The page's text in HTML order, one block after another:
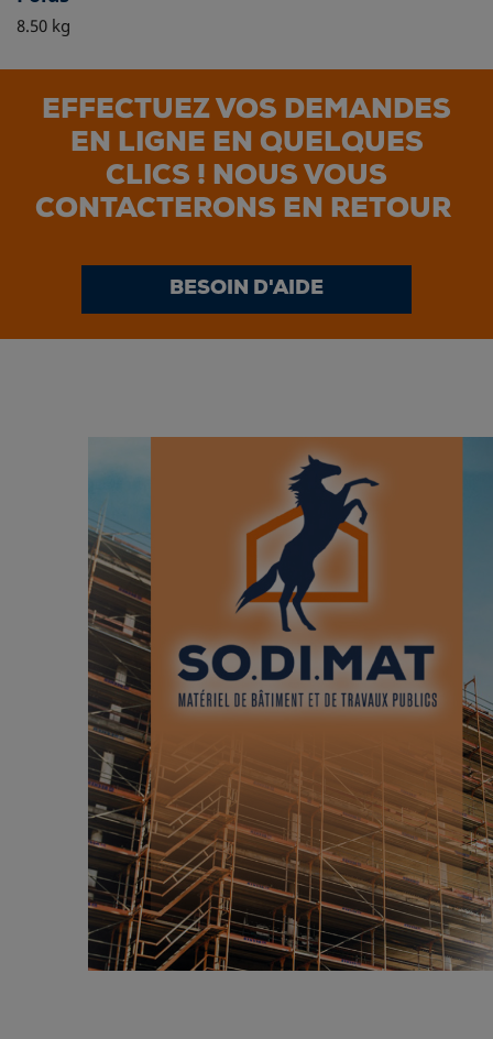
8.50 kg
EFFECTUEZ VOS DEMANDES
EN LIGNE EN QUELQUES
CLICS ! NOUS VOUS
CONTACTERONS EN RETOUR
BESOIN D'AIDE